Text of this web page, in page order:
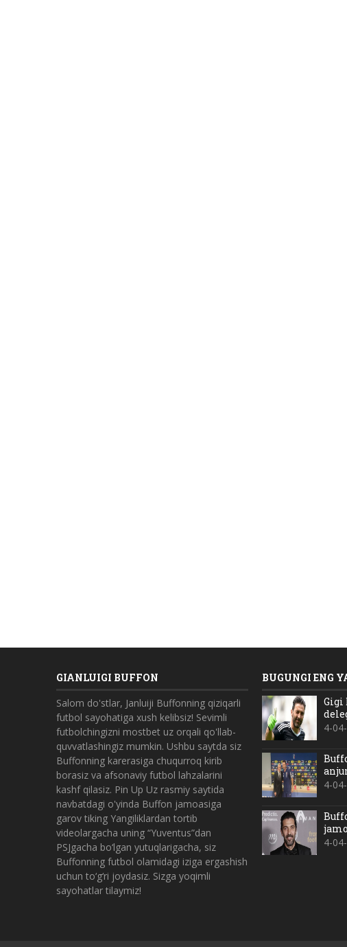
GIANLUIGI BUFFON
Salom do'stlar, Janluiji Buffonning qiziqarli
futbol sayohatiga xush kelibsiz! Sevimli
futbolchingizni mostbet uz orqali qo'llab-
quvvatlashingiz mumkin. Ushbu saytda siz
Buffonning karerasiga chuqurroq kirib
borasiz va afsonaviy futbol lahzalarini
kashf qilasiz. Pin Up Uz rasmiy saytida
navbatdagi o'yinda Buffon jamoasiga
garov tiking Yangiliklardan tortib
videolargacha uning “Yuventus”dan
PSJgacha bo‘lgan yutuqlarigacha, siz
Buffonning futbol olamidagi iziga ergashish
uchun to‘g‘ri joydasiz. Sizga yoqimli
sayohatlar tilaymiz!
BUGUNGI ENG
Gigi
4-
4-
4-